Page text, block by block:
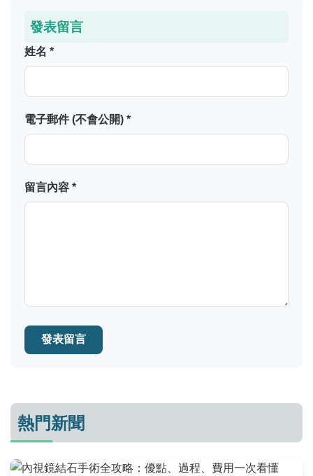
發表留言
姓名 *
電子郵件 (不會公開) *
留言內容 *
發表留言
熱門新聞